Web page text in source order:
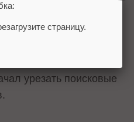
новых запросов
урезать поисковые
страницу.